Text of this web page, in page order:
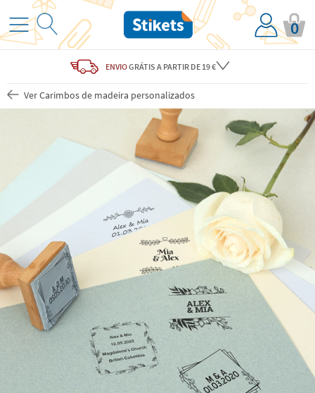
0
ENVIOGRÁTIS A PARTIR DE 19 €
Ver Carimbos de madeira personalizados